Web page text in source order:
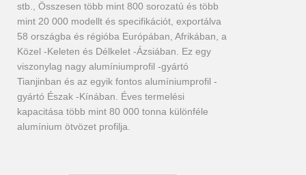
stb., Összesen több mint 800 sorozatú és több
mint 20 000 modellt és specifikációt, exportálva
58 országba és régióba Európában, Afrikában, a
Közel -Keleten és Délkelet -Ázsiában. Ez egy
viszonylag nagy alumíniumprofil -gyártó
Tianjinban és az egyik fontos alumíniumprofil -
gyártó Észak -Kínában. Éves termelési
kapacitása több mint 80 000 tonna különféle
alumínium ötvözet profilja.